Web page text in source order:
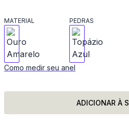
MATERIAL PEDRAS
Como medir seu anel
ADICIONAR À